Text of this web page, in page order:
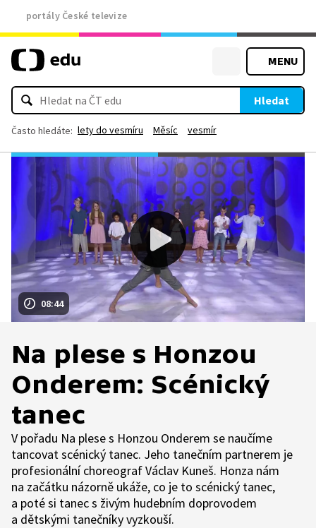
portály České televize
MENU
Hledat
Často hledáte: lety do vesmíru Měsíc vesmír
08:44
Na plese s Honzou
Onderem: Scénický
tanec
V pořadu Na plese s Honzou Onderem se naučíme
tancovat scénický tanec. Jeho tanečním partnerem je
profesionální choreograf Václav Kuneš. Honza nám
na začátku názorně ukáže, co je to scénický tanec,
a poté si tanec s živým hudebním doprovodem
a dětskými tanečníky vyzkouší.